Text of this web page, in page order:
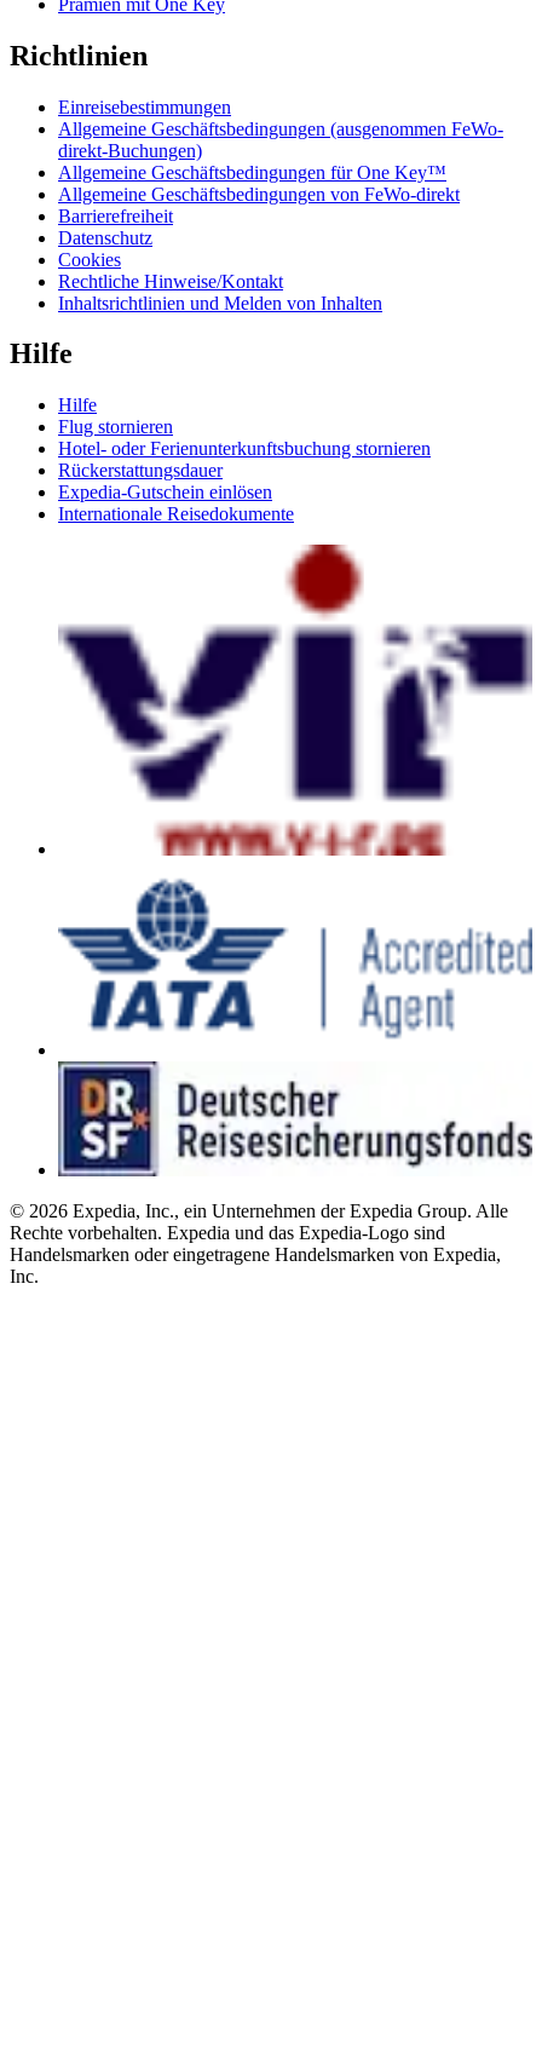
Richtlinien
Einreisebestimmungen
Allgemeine Geschäftsbedingungen (ausgenommen FeWo-
direkt-Buchungen)
Allgemeine Geschäftsbedingungen für One Key™
Allgemeine Geschäftsbedingungen von FeWo-direkt
Barrierefreiheit
Datenschutz
Cookies
Rechtliche Hinweise/Kontakt
Inhaltsrichtlinien und Melden von Inhalten
Hilfe
Hilfe
Flug stornieren
Hotel- oder Ferienunterkunftsbuchung stornieren
Rückerstattungsdauer
Expedia-Gutschein einlösen
Internationale Reisedokumente
© 2026 Expedia, Inc., ein Unternehmen der Expedia Group. Alle
Rechte vorbehalten. Expedia und das Expedia-Logo sind
Handelsmarken oder eingetragene Handelsmarken von Expedia,
Inc.